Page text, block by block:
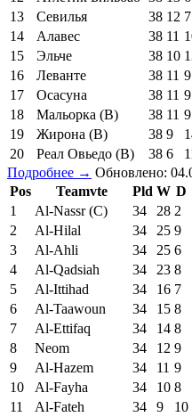
13
Севилья 38 12 7
14
Алавес 38 11
15
Эльче 38 10
16
Леванте 38 11 9
17
Осасуна 38 11 9
18
Мальорка (В) 38 11 9
19
Жирона (В) 38 9
20
Реал Овьедо (В) 38 6
Подробнее → Обновлено:
Pos
Teamvte Pld W D
1
Al-Nassr (C) 34 28 2
2
Al-Hilal 34 25 9
3
Al-Ahli 34 25 6
4
Al-Qadsiah 34 23 8
5
Al-Ittihad 34 16 7
6
Al-Taawoun 34 15 8
7
Al-Ettifaq 34 14 8
8
Neom 34 12 9
9
Al-Hazem 34 11 9
10
Al-Fayha 34 10 8
11
Al-Fateh 34 9 10